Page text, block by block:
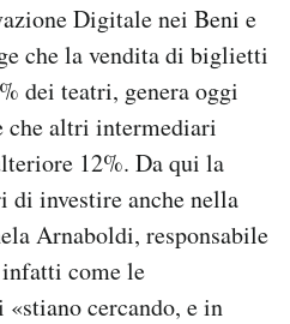
Digitale nei Beni e
che la vendita di biglietti
dei teatri, genera oggi
che altri intermediari
12%. Da qui la
di investire anche nella
Arnaboldi, responsabile
come le
cercando, e in